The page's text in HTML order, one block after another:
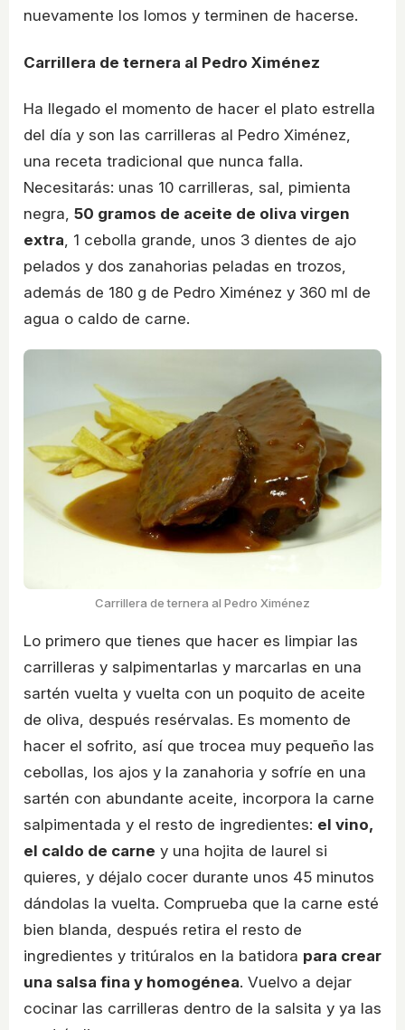
nuevamente los lomos y terminen de hacerse.
Carrillera de ternera al Pedro Ximénez
Ha llegado el momento de hacer el plato estrella
del día y son las carrilleras al Pedro Ximénez,
una receta tradicional que nunca falla.
Necesitarás: unas 10 carrilleras, sal, pimienta
negra, 50 gramos de aceite de oliva virgen
extra, 1 cebolla grande, unos 3 dientes de ajo
pelados y dos zanahorias peladas en trozos,
además de 180 g de Pedro Ximénez y 360 ml de
agua o caldo de carne.
Carrillera de ternera al Pedro Ximénez
Lo primero que tienes que hacer es limpiar las
carrilleras y salpimentarlas y marcarlas en una
sartén vuelta y vuelta con un poquito de aceite
de oliva, después resérvalas. Es momento de
hacer el sofrito, así que trocea muy pequeño las
cebollas, los ajos y la zanahoria y sofríe en una
sartén con abundante aceite, incorpora la carne
salpimentada y el resto de ingredientes: el vino,
el caldo de carne y una hojita de laurel si
quieres, y déjalo cocer durante unos 45 minutos
dándolas la vuelta. Comprueba que la carne esté
bien blanda, después retira el resto de
ingredientes y tritúralos en la batidora para crear
una salsa fina y homogénea. Vuelvo a dejar
cocinar las carrilleras dentro de la salsita y ya las